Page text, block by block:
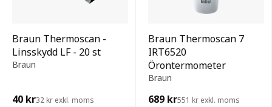
Braun Thermoscan -
Linsskydd LF - 20 st
Braun
40 kr32 kr exkl. moms
Braun Thermoscan 7
IRT6520
Örontermometer
Braun
689 kr551 kr exkl. moms